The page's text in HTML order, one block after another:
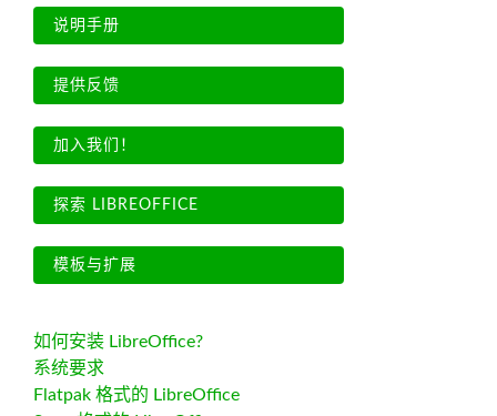
说明手册
提供反馈
加入我们！
探索 LIBREOFFICE
模板与扩展
如何安装 LibreOffice?
系统要求
Flatpak 格式的 LibreOffice